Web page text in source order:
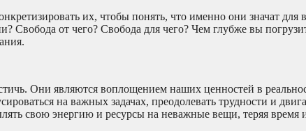
их, чтобы понять, что именно они значат для
Свобода от чего? Свобода для чего? Чем глубже вы
Они являются воплощением наших ценностей в
на важных задачах, преодолевать трудности и
свою энергию и ресурсы на неважные вещи, теряя время